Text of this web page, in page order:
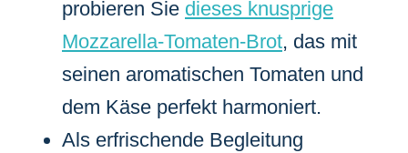
probieren Sie dieses knusprige
Mozzarella-Tomaten-Brot, das mit
seinen aromatischen Tomaten und
dem Käse perfekt harmoniert.
Als erfrischende Begleitung